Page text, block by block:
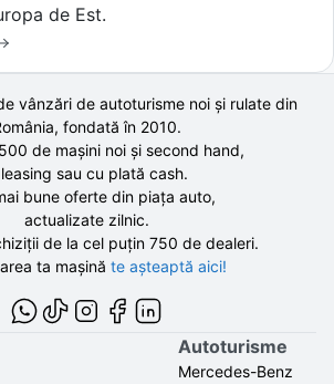
de Est.
vânzări de autoturisme noi și rulate din
fondată în 2010.
demașini noi și second hand,
sau cu plată cash.
bune oferte din piața auto,
actualizate zilnic.
de la cel puțin 750 de dealeri.
ta mașină te așteaptă aici!
Autoturisme
Mercedes-Benz